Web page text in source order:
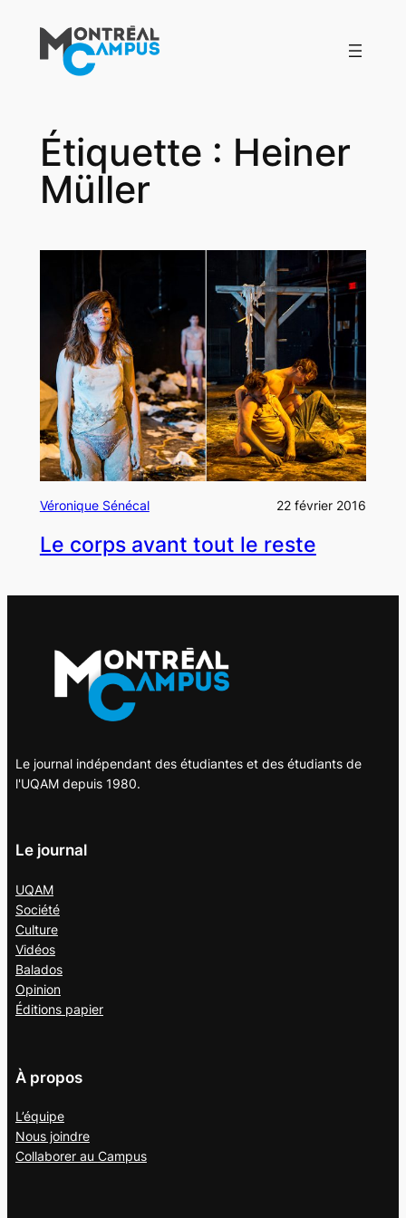
contenu
Étiquette : Heiner
Müller
Véronique Sénécal 22 février 2016
Le corps avant tout le reste
Le journal indépendant des étudiantes et des étudiants de
l'UQAM depuis 1980.
Le journal
UQAM
Société
Culture
Vidéos
Balados
Opinion
Éditions papier
À propos
L’équipe
Nous joindre
Collaborer au Campus